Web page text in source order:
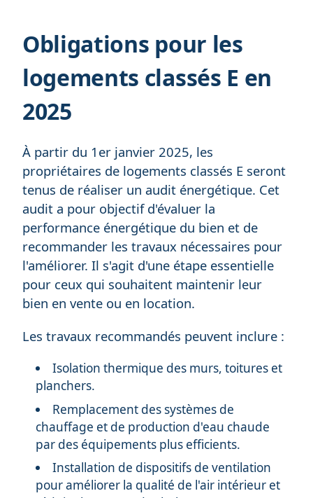
Obligations pour les
logements classés E en
2025
À partir du 1er janvier 2025, les
propriétaires de logements classés E seront
tenus de réaliser un audit énergétique. Cet
audit a pour objectif d'évaluer la
performance énergétique du bien et de
recommander les travaux nécessaires pour
l'améliorer. Il s'agit d'une étape essentielle
pour ceux qui souhaitent maintenir leur
bien en vente ou en location.
Les travaux recommandés peuvent inclure :
Isolation thermique des murs, toitures et
planchers.
Remplacement des systèmes de
chauffage et de production d'eau chaude
par des équipements plus efficients.
Installation de dispositifs de ventilation
pour améliorer la qualité de l'air intérieur et